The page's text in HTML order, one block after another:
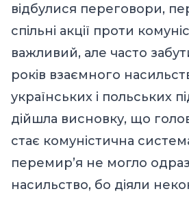
відбулися переговори,
спільні акції проти
важливий, але часто
років взаємного
українських і польських
дійшла висновку, що
стає комуністична
перемир’я не могло
насильство, бо діяли